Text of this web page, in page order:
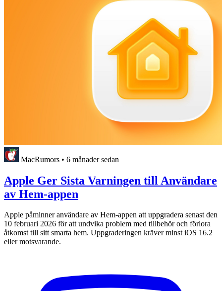
MacRumors • 6 månader sedan
Apple Ger Sista Varningen till Användare
av Hem-appen
Apple påminner användare av Hem-appen att uppgradera senast den
10 februari 2026 för att undvika problem med tillbehör och förlora
åtkomst till sitt smarta hem. Uppgraderingen kräver minst iOS 16.2
eller motsvarande.